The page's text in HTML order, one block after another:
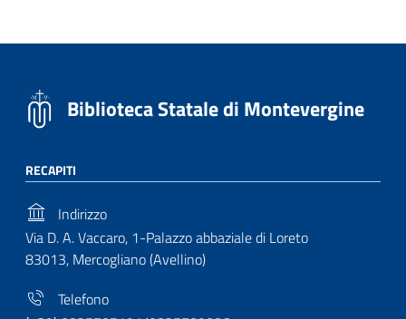
Biblioteca Statale di Montevergine
RECAPITI
Indirizzo
Via D. A. Vaccaro, 1-Palazzo abbaziale di Loreto
83013, Mercogliano (Avellino)
Telefono